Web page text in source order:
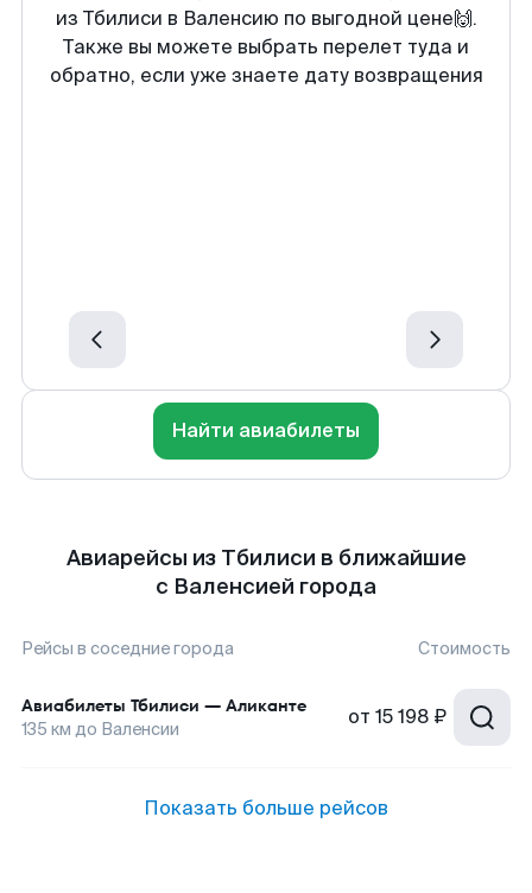
из Тбилиси в Валенсию по выгодной цене🙌.
Также вы можете выбрать перелет туда и
обратно, если уже знаете дату возвращения
Найти авиабилеты
Авиарейсы из Тбилиси в ближайшие
с Валенсией города
Рейсы в соседние города Стоимость
Авиабилеты Тбилиси — Аликанте
135 км до Валенсии от 15 198 ₽
Показать больше рейсов